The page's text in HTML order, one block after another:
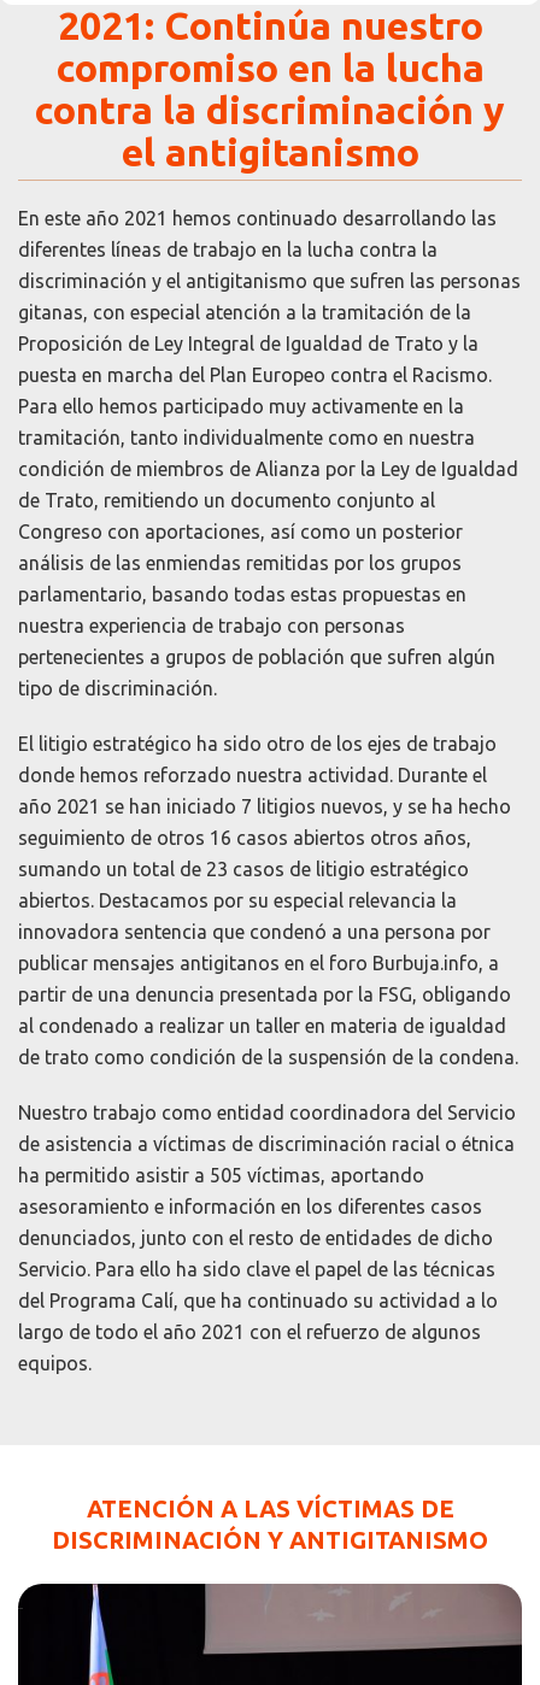
2021: Continúa nuestro
compromiso en la lucha
contra la discriminación y
el antigitanismo
En este año 2021 hemos continuado desarrollando las
diferentes líneas de trabajo en la lucha contra la
discriminación y el antigitanismo que sufren las personas
gitanas, con especial atención a la tramitación de la
Proposición de Ley Integral de Igualdad de Trato y la
puesta en marcha del Plan Europeo contra el Racismo.
Para ello hemos participado muy activamente en la
tramitación, tanto individualmente como en nuestra
condición de miembros de Alianza por la Ley de Igualdad
de Trato, remitiendo un documento conjunto al
Congreso con aportaciones, así como un posterior
análisis de las enmiendas remitidas por los grupos
parlamentario, basando todas estas propuestas en
nuestra experiencia de trabajo con personas
pertenecientes a grupos de población que sufren algún
tipo de discriminación.
El litigio estratégico ha sido otro de los ejes de trabajo
donde hemos reforzado nuestra actividad. Durante el
año 2021 se han iniciado 7 litigios nuevos, y se ha hecho
seguimiento de otros 16 casos abiertos otros años,
sumando un total de 23 casos de litigio estratégico
abiertos. Destacamos por su especial relevancia la
innovadora sentencia que condenó a una persona por
publicar mensajes antigitanos en el foro Burbuja.info, a
partir de una denuncia presentada por la FSG, obligando
al condenado a realizar un taller en materia de igualdad
de trato como condición de la suspensión de la condena.
Nuestro trabajo como entidad coordinadora del Servicio
de asistencia a víctimas de discriminación racial o étnica
ha permitido asistir a 505 víctimas, aportando
asesoramiento e información en los diferentes casos
denunciados, junto con el resto de entidades de dicho
Servicio. Para ello ha sido clave el papel de las técnicas
del Programa Calí, que ha continuado su actividad a lo
largo de todo el año 2021 con el refuerzo de algunos
equipos.
ATENCIÓN A LAS VÍCTIMAS DE
DISCRIMINACIÓN Y ANTIGITANISMO